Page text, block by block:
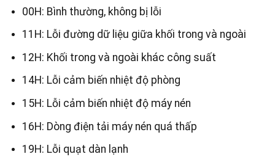
00H: Bình thường, không bị lỗi
11H: Lỗi đường dữ liệu giữa khối trong và ngoài
12H: Khối trong và ngoài khác công suất
14H: Lỗi cảm biến nhiệt độ phòng
15H: Lỗi cảm biến nhiệt độ máy nén
16H: Dòng điện tải máy nén quá thấp
19H: Lỗi quạt dàn lạnh